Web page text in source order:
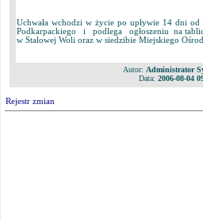
Uchwała wchodzi w życie po upływie 14 dni
Podkarpackiego i podlega ogłoszeniu na
w Stalowej Woli oraz w siedzibie Miejskiego
Autor: Administrator
Data: 2006-08-04
Rejestr zmian